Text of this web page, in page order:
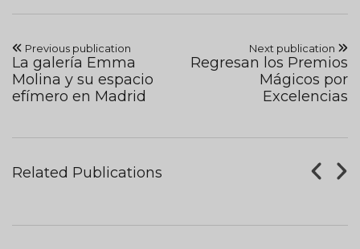
Previous publication
La galería Emma
Molina y su espacio
efímero en Madrid
Next publication
Regresan los Premios
Mágicos por
Excelencias
Related Publications
Tableros De Ajedrez
AUGUST 07, 2017